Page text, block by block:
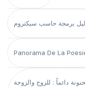
Panorama De La
دائماً : للزوج والزوجة